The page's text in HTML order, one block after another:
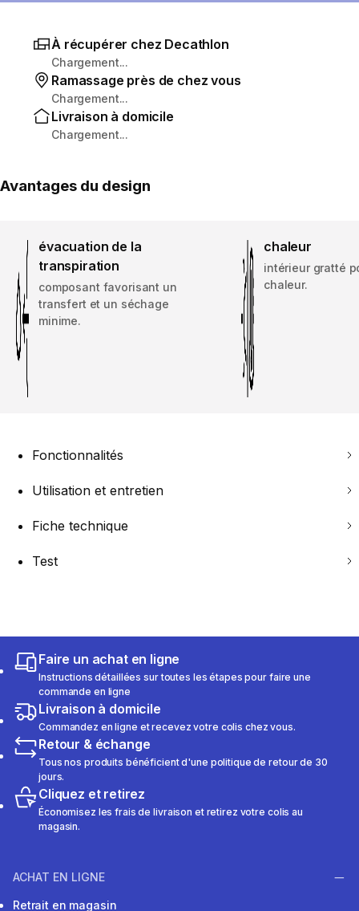
À récupérer chez Decathlon
Chargement...
Ramassage près de chez vous
Chargement...
Livraison à domicile
Chargement...
Avantages du design
évacuation de la
transpiration
composant favorisant un
transfert et un séchage
minime.
chaleur
intérieur gratté
chaleur.
Fonctionnalités
Utilisation et entretien
Fiche technique
Test
Faire un achat en ligne
Instructions détaillées sur toutes les étapes pour faire une
commande en ligne
Livraison à domicile
Commandez en ligne et recevez votre colis chez vous.
Retour & échange
Tous nos produits bénéficient d'une politique de retour de 30
jours.
Cliquez et retirez
Économisez les frais de livraison et retirez votre colis au
magasin.
ACHAT EN LIGNE
Retrait en magasin